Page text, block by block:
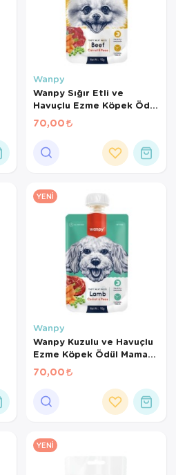
Wanpy
Wanpy Sığır Etli ve
Havuçlu Ezme Köpek Ödül
Maması 90 Gr
70,00
YENI
Wanpy
Wanpy Kuzulu ve Havuçlu
Ezme Köpek Ödül Maması
90 Gr
70,00
YENI